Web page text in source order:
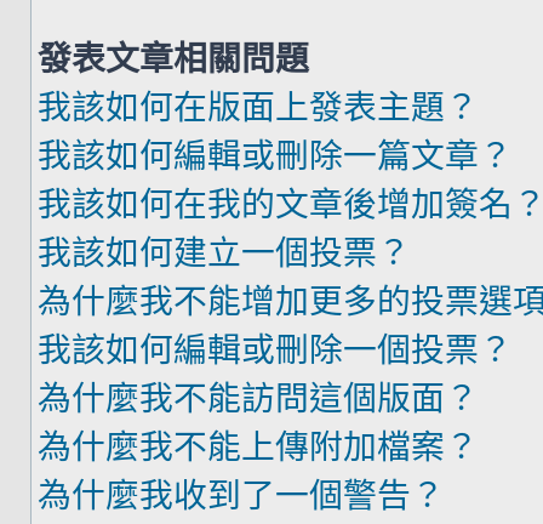
發表文章相關問題
我該如何在版面上發表主題？
我該如何編輯或刪除一篇文章？
我該如何在我的文章後增加簽名
我該如何建立一個投票？
為什麼我不能增加更多的投票選
我該如何編輯或刪除一個投票？
為什麼我不能訪問這個版面？
為什麼我不能上傳附加檔案？
為什麼我收到了一個警告？